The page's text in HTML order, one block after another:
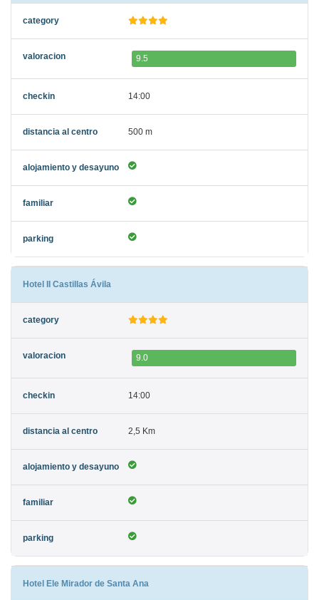
9.5
14:00
500 m
Hotel II Castillas Ávila
9.0
14:00
2,5 Km
Hotel Ele Mirador de Santa Ana